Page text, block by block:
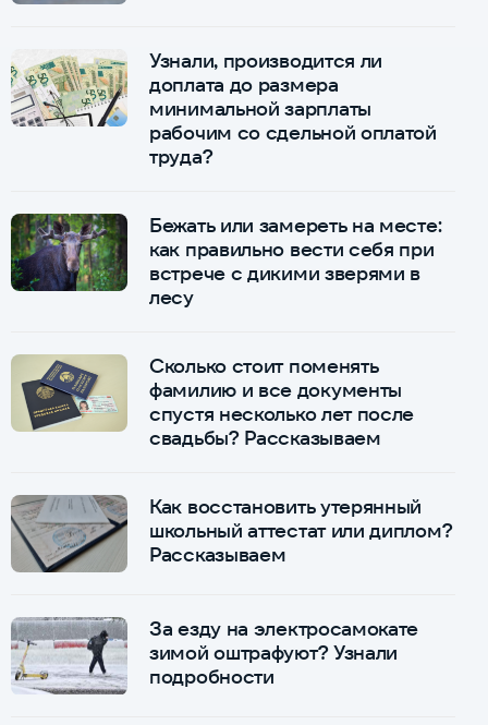
Узнали, производится ли
доплата до размера
минимальной зарплаты
рабочим со сдельной оплатой
труда?
Бежать или замереть на месте:
как правильно вести себя при
встрече с дикими зверями в
лесу
Сколько стоит поменять
фамилию и все документы
спустя несколько лет после
свадьбы? Рассказываем
Как восстановить утерянный
школьный аттестат или диплом?
Рассказываем
За езду на электросамокате
зимой оштрафуют? Узнали
подробности